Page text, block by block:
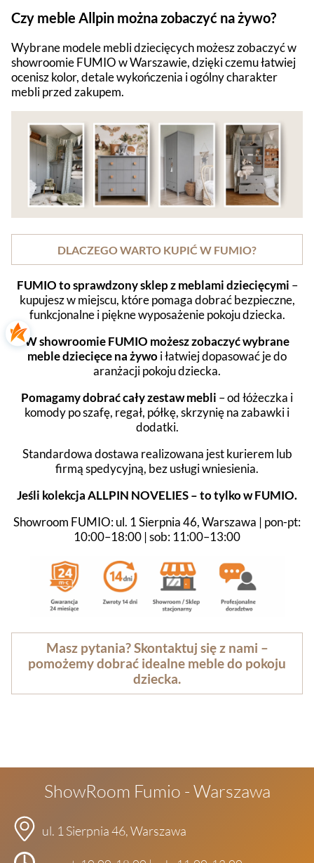
Czy meble Allpin można zobaczyć na żywo?
Wybrane modele mebli dziecięcych możesz zobaczyć w
showroomie FUMIO w Warszawie, dzięki czemu łatwiej
ocenisz kolor, detale wykończenia i ogólny charakter
mebli przed zakupem.
DLACZEGO WARTO KUPIĆ W FUMIO?
FUMIO to sprawdzony sklep z meblami dziecięcymi –
kupujesz w miejscu, które pomaga dobrać bezpieczne,
funkcjonalne i piękne wyposażenie pokoju dziecka.
W showroomie FUMIO możesz zobaczyć wybrane
meble dziecięce na żywoi łatwiej dopasować je do
aranżacji pokoju dziecka.
Pomagamy dobrać cały zestaw mebli – od łóżeczka i
komody po szafę, regał, półkę, skrzynię na zabawki i
dodatki.
Standardowa dostawa realizowana jest kurierem lub
firmą spedycyjną, bez usługi wniesienia.
Jeśli kolekcja ALLPIN NOVELIES – to tylko w FUMIO.
Showroom FUMIO: ul. 1 Sierpnia 46, Warszawa | pon-pt:
10:00–18:00 | sob: 11:00–13:00
Masz pytania? Skontaktuj się z nami –
pomożemy dobrać idealne meble do pokoju
dziecka.
ShowRoom Fumio - Warszawa
ul. 1 Sierpnia 46, Warszawa